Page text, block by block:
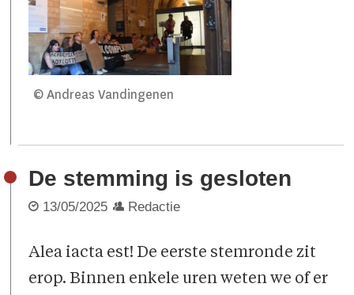
© Andreas Vandingenen
De stemming is gesloten
13/05/2025 Redactie
Alea iacta est! De eerste stemronde zit
erop. Binnen enkele uren weten we of er